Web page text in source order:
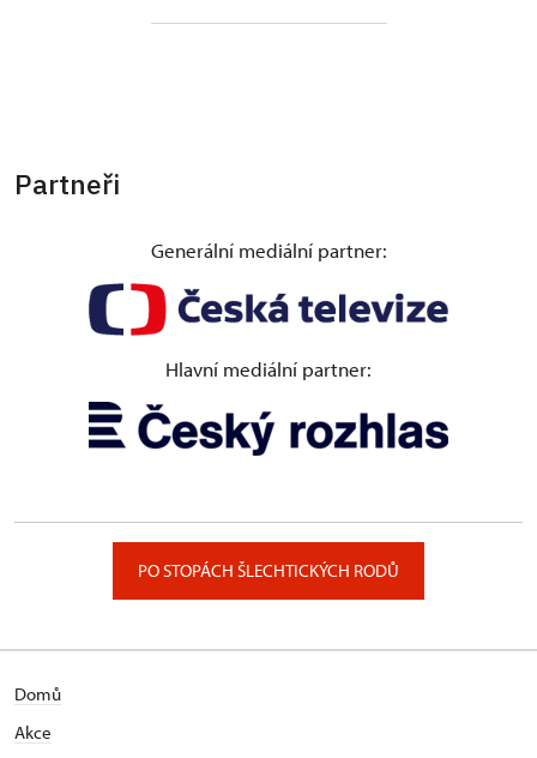
Partneři
Generální mediální partner:
Hlavní mediální partner:
PO STOPÁCH ŠLECHTICKÝCH RODŮ
Domů
Akce